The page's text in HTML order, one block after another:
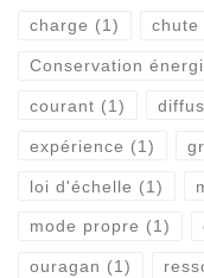
charge (1) chute
Conservation
courant (1)
expérience (1)
loi d'échelle (1)
mode propre (1)
ouragan (1)